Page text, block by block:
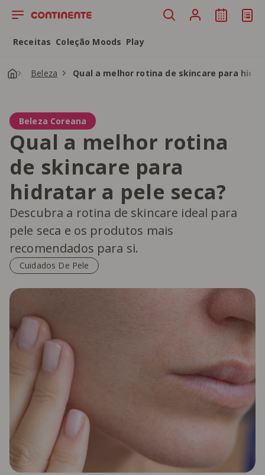
Saltar para o conteúdo principal
Receitas Coleção Moods Play
Beleza Qual a melhor rotina de skincare para
Beleza Coreana
Qual a melhor rotina
de skincare para
hidratar a pele seca?
Descubra a rotina de skincare ideal para
pele seca e os produtos mais
recomendados para si.
Cuidados De Pele